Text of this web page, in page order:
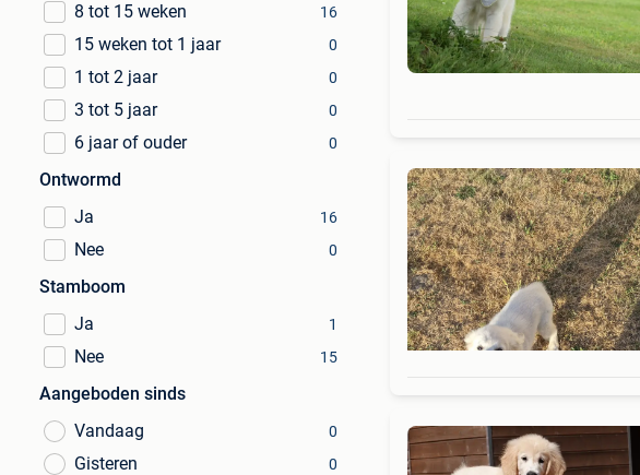
8 tot 15 weken
16
15 weken tot 1 jaar 0
1 tot 2 jaar 0
3 tot 5 jaar 0
6 jaar of ouder 0
Ontwormd
Ja
16
Nee 0
Stamboom
Ja
1
Nee 15
Aangeboden sinds
Vandaag
0
Gisteren 0